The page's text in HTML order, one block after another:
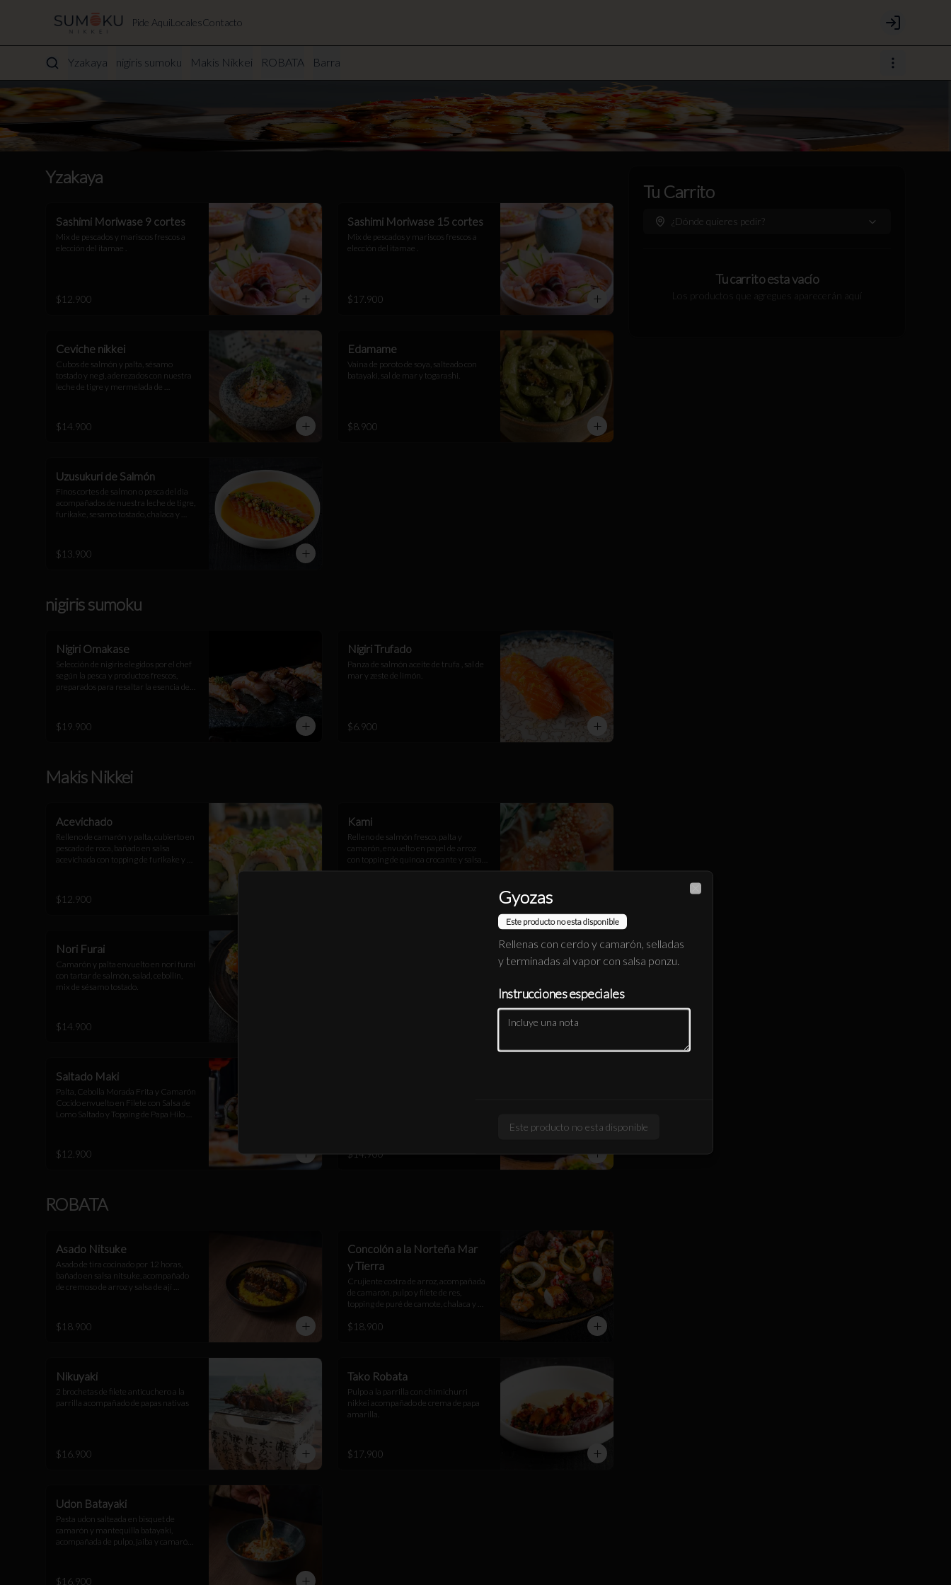
Pide AquiLocalesContacto Login
Yzakaya nigiris sumoku Makis Nikkei ROBATA Barra
Yzakaya
Sashimi Moriwase 9 cortes
Mix de pescados y mariscos frescos a
elección del itamae .
$12.900
Sashimi Moriwase 15 cortes
Mix de pescados y mariscos frescos a
elección del itamae .
$17.900
Ceviche nikkei
Cubos de salmón y palta, sésamo
tostado y negi, aderezados con nuestra
leche de tigre y mermelada de
$14.900
Edamame
Vaina de poroto de soya, salteado con
batayaki, sal de mar y togarashi.
$8.900
Uzusukuri de Salmón
Finos cortes de salmon o pesca del dia
acompañados de nuestra leche de tigre,
furikake, sesamo tostado, chalaca y
$13.900
nigiris sumoku
Nigiri Omakase
Selección de nigiris elegidos por el chef
según la pesca y productos frescos,
preparados para resaltar la esencia de
$19.900
Nigiri Trufado
Panza de salmón aceite de trufa , sal de
mar y zeste de limón.
$6.900
Makis Nikkei
Acevichado
Relleno de camarón y palta, cubierto en
pescado de roca, bañado en salsa
acevichada con topping de furikake y
$12.900
Kami
Relleno de salmón fresco, palta y
camarón, envuelto en papel de arroz
con topping de quinoa crocante y salsa
spicy tare
Nori Furai
Camarón y palta envuelto en nori furai
con tartar de salmón, salad, cebollín,
mix de sésamo tostado.
$14.900
Saltado Maki
Palta, Cebolla Morada Frita y Camarón
Cocido envuelto en Filete con Salsa de
Lomo Saltado y Topping de Papa Hilo
$12.900 $14.900
ROBATA
Asado Nitsuke
Asado de tira cocinado por 12 horas,
bañado en salsa nitsuke, acompañado
de cremoso de arroz y salsa de ají
$18.900
Concolón a la Norteña Mar
y Tierra
Crujiente costra de arroz, acompañada
de camarón, pulpo y filete de res,
topping de puré de camote, chalaca y
$18.900
Nikuyaki
2 brochetas de filete anticuchero a la
parrilla acompañado de papas nativas
$16.900
Tako Robata
Pulpo a la parrilla con chimichurri
nikkei acompañado de crema de papa
amarilla.
$17.900
Udon Batayaki
Pasta udon salteada en bisquet de
camarón y mantequilla batayaki,
acompañada de pulpo, jaiba y camarón
katsuobushi.
$16.900
Tu Carrito
¿Dónde quieres pedir?
Tu carrito esta vacío
Los productos que agregues aparecerán aquí
Gyozas
Este producto no esta disponible
Rellenas con cerdo y camarón, selladas
y terminadas al vapor con salsa ponzu.
Instrucciones especiales
Este producto no esta disponible